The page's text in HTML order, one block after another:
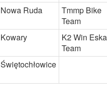
Nowa Ruda
Tmmp Bike
Team
Kowary
K2 Win Eska
Team
Świętochłowice